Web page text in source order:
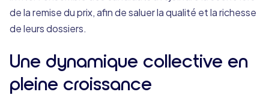
de la remise du prix, afin de saluer la qualité et la richesse
de leurs dossiers.
Une dynamique collective en
pleine croissance